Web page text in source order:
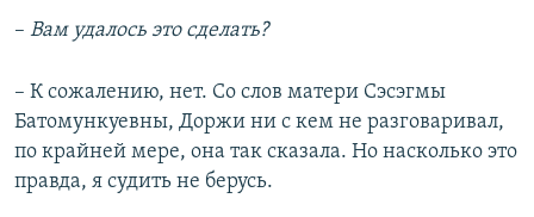
–​ Вам удалось это сделать?
– К сожалению, нет. Со слов матери Сэсэгмы
Батомункуевны, Доржи ни с кем не разговаривал,
по крайней мере, она так сказала. Но насколько это
правда, я судить не берусь.